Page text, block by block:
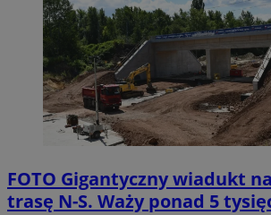
FOTO Gigantyczny wiadukt
trasę N-S. Waży ponad 5